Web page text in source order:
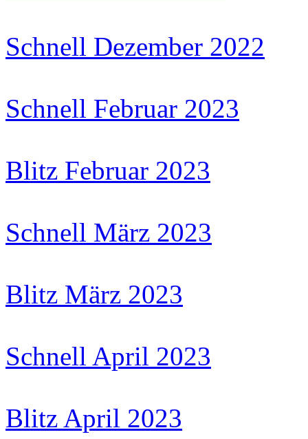
Schnell Dezember 2022
Schnell Februar 2023
Blitz Februar 2023
Schnell März 2023
Blitz März 2023
Schnell April 2023
Blitz April 2023